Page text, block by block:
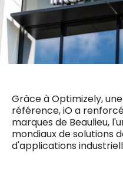
Grâce à Optimizely,
référence, iO a
marques de Beaulieu,
mondiaux de solutions
d'applications
0498 88 64 89
f.bouchar@mm.be
Chief Editor
Griet Byl
Chief Editor
Damien Lemaire
0477 37 31 65
d.lemaire@mm.be
VALIDER
NOTRE
5 x week
1 x week
1 x week
10 x year